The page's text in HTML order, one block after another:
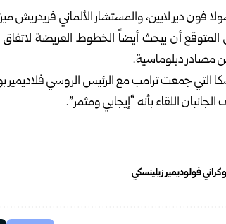
فون دير لايين، والمستشار الألماني فريدريش
من المتوقع أن يبحث أيضاً الخطوط العريضة
عن مصادر دبلوماسية.
التي جمعت ترامب مع الرئيس الروسي
اللقاء بأنه “إيجابي ومثمر”.
فولوديمير زيلينسكي